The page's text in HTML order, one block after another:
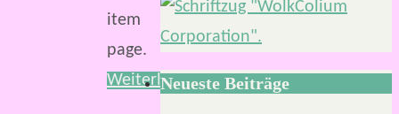
item
page.
WeiterlesenNeueste Beiträge